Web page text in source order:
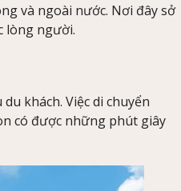
và ngoài nước. Nơi đây sở
lòng người.
khách. Việc di chuyển
có được những phút giây